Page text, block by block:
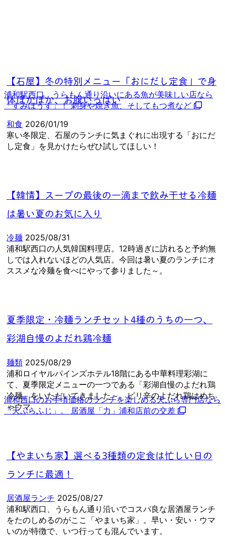
浦和駅西口、うらもん通り沿いにある魚が美味しい店なら
「すみぼうず」！ 刺身や焼き魚、そしてもつ煮など
浦和西口のお手頃価格のランチを楽しめる天ぷら専門店なら
「天ぷらふじ」。 居酒屋「力」浦和店前の交差
【石屋】冬の特別メニュー「おにだし定食」で身
体ぽかぽか、お腹いっぱい
和食 2026/01/19
寒い冬限定、石屋のランチに気まぐれに出現する「おにだ
し定食」を見かけたらぜひ試してほしい！
【韓情】スープの最後の一滴まで飲み干せる冷麺
は暑い夏のお気に入り
冷麺 2025/08/31
浦和駅西口の人気韓国料理店。12時過ぎに訪れると予約無
しでは入れないほどの人気店。今回は暑い夏のランチにオ
ススメな冷麺を食べにやって参りました～。
夏季限定・冷麺ランチセット4種のうちの一つ、
彩湖自慢のよだれ鶏冷麺
麺類 2025/08/29
浦和ロイヤルパインズホテル18階にある中華料理彩湖に
て、夏季限定メニューの一つである「彩湖自慢のよだれ鶏
冷麺」をいただいてきました～。ピリ辛のよだれ鶏はめち
ゃウマ。
【やまいち家】選べる3種類の定食は忙しい日の
ランチに最適！
居酒屋ランチ 2025/08/27
浦和駅西口、うらもん通り沿いでコスパ良な居酒屋ランチ
をたのしめるのがここ「やまいち家」。早い・安い・ウマ
いのが特徴で、いつ行っても混んでいます。